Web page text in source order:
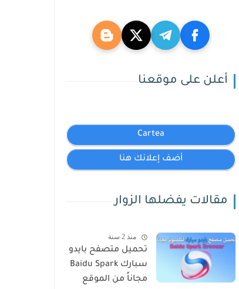
أعلن على موقعنا
Cartea
أضف إعلانك هنا
مقالات يفضلها الزوار
منذ 2 سنة
تحميل متصفح بايدو
سبارك Baidu Spark
مجاناً من الموقع